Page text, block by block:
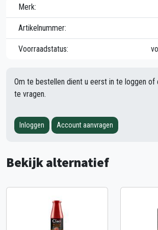
Merk:
Artikelnummer:
Voorraadstatus:
Om te bestellen dient u eerst in te loggen of
te vragen.
Inloggen Account aanvragen
Bekijk alternatief